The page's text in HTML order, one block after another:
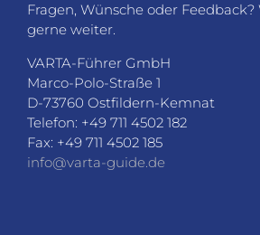
Fragen, Wünsche oder
gerne weiter.
VARTA-Führer GmbH
Marco-Polo-Straße 1
D-73760 Ostfildern-Kemnat
Telefon: +49 711 4502 182
Fax: +49 711 4502 185
info@varta-guide.de